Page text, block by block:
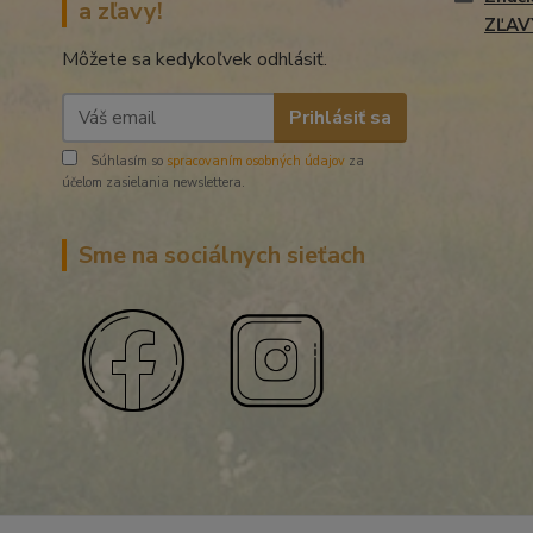
a zľavy!
Môžete sa kedykoľvek odhlásiť.
Prihlásiť sa
Súhlasím so spracovaním osobných údajov za
účelom zasielania newslettera.
Sme na sociálnych sieťach